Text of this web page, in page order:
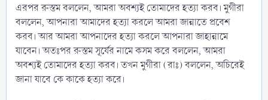
এরপর রুস্তম বললেন, আমরা অবশ্যই তোমাদের হত্যা করব। মুগীরা
বললেন, আপনারা আমাদের হত্যা করলে আমরা জান্নাতে প্রবেশ
করব। আর আমরা আপনাদের হত্যা করলে আপনারা জাহান্নামে
যাবেন। অতঃপর রুস্তম সূর্যের নামে কসম করে বললেন, আমরা
অবশ্যই তোমাদের হত্যা করব। তখন মুগীরা (রাঃ) বললেন, অচিরেই
জানা যাবে কে কাকে হত্যা করে।